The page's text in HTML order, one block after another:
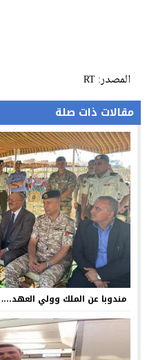
المصدر: RT
مقالات ذات صلة
مندوبا عن الملك وولي